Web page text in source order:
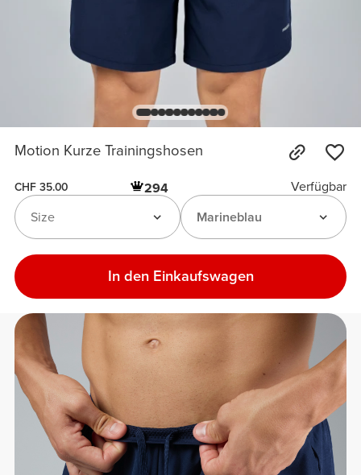
Motion Kurze Trainingshosen
CHF 35.00 294
Verfügbar
Marineblau
Size
In den Einkaufswagen